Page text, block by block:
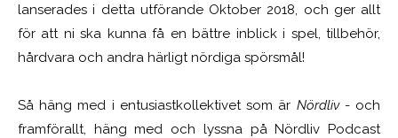
lanserades i detta utförande Oktober 2018, och ger allt
för att ni ska kunna få en bättre inblick i spel, tillbehör,
hårdvara och andra härligt nördiga spörsmål!
Så häng med i entusiastkollektivet som är Nördliv- och
framförallt, häng med och lyssna på Nördliv Podcast